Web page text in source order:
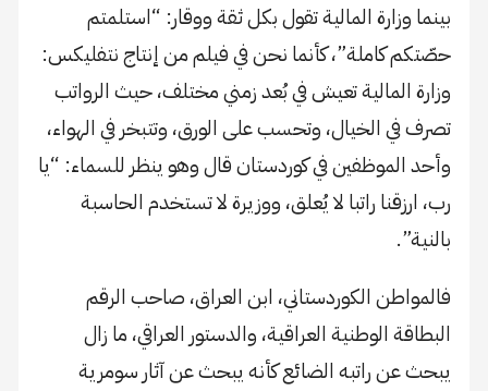
بينما وزارة المالية تقول بكل ثقة ووقار: “استلمتم
حصّتكم كاملة”، كأنما نحن في فيلم من إنتاج نتفليكس:
وزارة المالية تعيش في بُعد زمني مختلف، حيث الرواتب
تصرف في الخيال، وتحسب على الورق، وتتبخر في الهواء،
وأحد الموظفين في كوردستان قال وهو ينظر للسماء: “يا
رب، ارزقنا راتبا لا يُعلق، ووزيرة لا تستخدم الحاسبة
بالنية”.
فالمواطن الكوردستاني، ابن العراق، صاحب الرقم
البطاقة الوطنية العراقية، والدستور العراقي، ما زال
يبحث عن راتبه الضائع كأنه يبحث عن آثار سومرية